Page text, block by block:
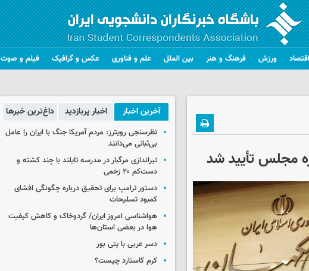
اقتصاد ورزش فرهنگ و هنر بین الملل علم و فناوری عکس و گرافیک فیلم و صوت
مجلس تأیید شد
آخرین اخبار اخبار پربازدید داغ‌ترین خبرها
نظرسنجی رویترز: مردم آمریکا جنگ با ایران را عامل
بی‌ثباتی می‌دانند
تیراندازی مرگبار در مدرسه‌ تایلند با چند کشته و
دست‌کم ۲۰ زخمی
دستور ترامپ برای تحقیق درباره چگونگی افشای
کمبود تسلیحات
هواشناسی امروز ایران/ گردوخاک و کاهش کیفیت
هوا در بعضی استان‌ها
دسر عربی با پتی بور
کرم کاستارد چیست؟